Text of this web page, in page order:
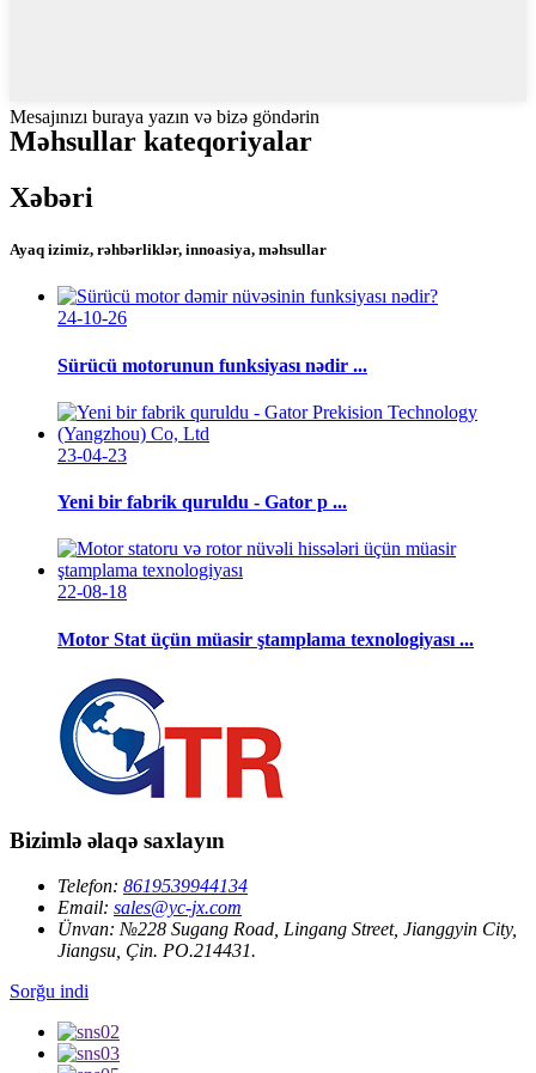
Mesajınızı buraya yazın və bizə göndərin
Məhsullar kateqoriyalar
Xəbəri
Ayaq izimiz, rəhbərliklər, innoasiya, məhsullar
24-10-26
Sürücü motorunun funksiyası nədir ...
23-04-23
Yeni bir fabrik quruldu - Gator p ...
22-08-18
Motor Stat üçün müasir ştamplama texnologiyası ...
Bizimlə əlaqə saxlayın
Telefon: 8619539944134
Email: sales@yc-jx.com
Ünvan: №228 Sugang Road, Lingang Street, Jianggyin City,
Jiangsu, Çin. PO.214431.
Sorğu indi